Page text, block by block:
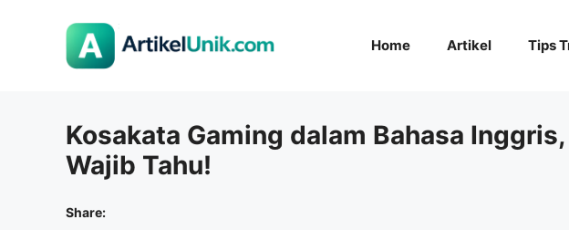
Home Artikel Tips
Kosakata Gaming dalam Bahasa
Wajib Tahu!
Share: